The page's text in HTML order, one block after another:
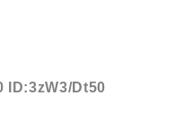
ID:3zW3/Dt50